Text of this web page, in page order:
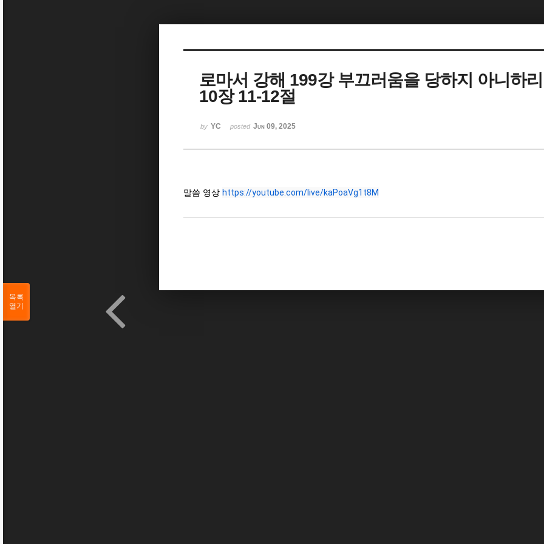
로마서 강해 199강 부끄러움을 당하지 아니하
10장 11-12절
by YC posted Jun 09, 2025
말씀 영상 https://youtube.com/live/kaPoaVg1t8M
목록
열기
Sketchbook5, 스케치북5
Sketchbook5, 스케치북5